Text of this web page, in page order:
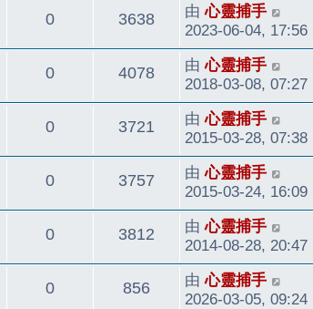
0回
覆
3638觀
看
最
後
發
表
由心靈捕手
2023-06-04, 17:56
0回
覆
4078觀
看
最
後
發
表
由心靈捕手
2018-03-08, 07:27
0回
覆
3721
看
最
後
發
表
由心靈捕手
2015-03-28, 07:38
0回
覆
3757
看
最
後
發
表
由心靈捕手
2015-03-24, 16:09
0回
覆
3812
看
最
後
發
表
由心靈捕手
2014-08-28, 20:47
0回
856觀
最
後
由心靈捕手
2026-03-05, 09:24